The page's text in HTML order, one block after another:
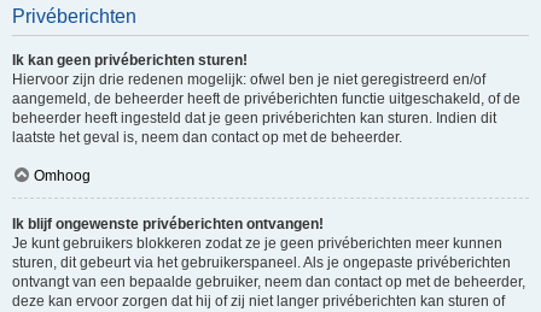
Privéberichten
Ik kan geen privéberichten sturen!
Hiervoor zijn drie redenen mogelijk: ofwel ben je niet geregistreerd en/of
aangemeld, de beheerder heeft de privéberichten functie uitgeschakeld, of de
beheerder heeft ingesteld dat je geen privéberichten kan sturen. Indien dit
laatste het geval is, neem dan contact op met de beheerder.
Omhoog
Ik blijf ongewenste privéberichten ontvangen!
Je kunt gebruikers blokkeren zodat ze je geen privéberichten meer kunnen
sturen, dit gebeurt via het gebruikerspaneel. Als je ongepaste privéberichten
ontvangt van een bepaalde gebruiker, neem dan contact op met de beheerder,
deze kan ervoor zorgen dat hij of zij niet langer privéberichten kan sturen of